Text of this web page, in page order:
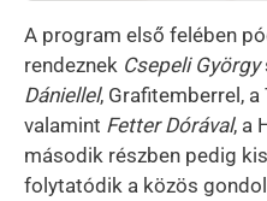
A program első felében
rendeznek Csepeli György
Dániellel, Grafitemberrel,
valamint Fetter Dórával, a
második részben pedig
folytatódik a közös